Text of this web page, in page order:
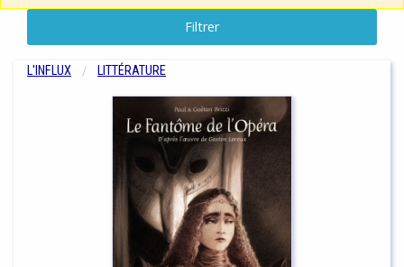
Filtrer
L'INFLUX LITTÉRATURE